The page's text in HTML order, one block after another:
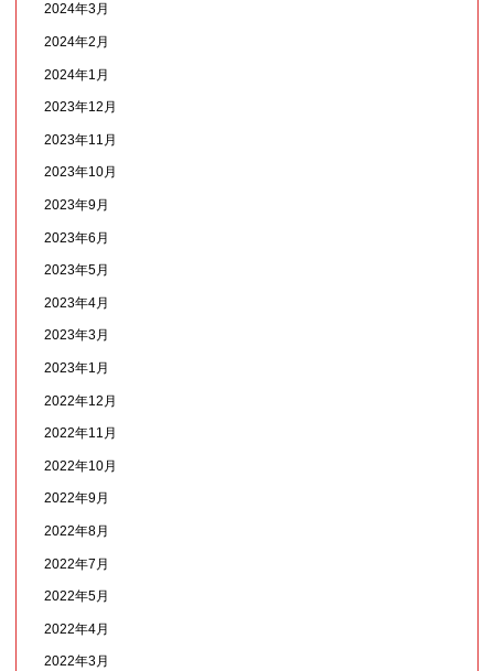
2024年3月
2024年2月
2024年1月
2023年12月
2023年11月
2023年10月
2023年9月
2023年6月
2023年5月
2023年4月
2023年3月
2023年1月
2022年12月
2022年11月
2022年10月
2022年9月
2022年8月
2022年7月
2022年5月
2022年4月
2022年3月